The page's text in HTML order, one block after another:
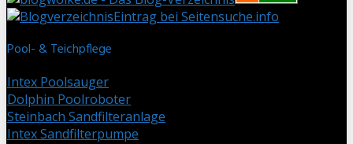
Eintrag bei Seitensuche.info
Pool- & Teichpflege
Intex Poolsauger
Dolphin Poolroboter
Steinbach Sandfilteranlage
Intex Sandfilterpumpe